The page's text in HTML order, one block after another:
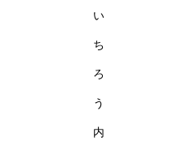
い
ち
ろ
う
内